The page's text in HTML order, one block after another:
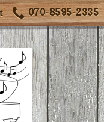
070-8595-2335